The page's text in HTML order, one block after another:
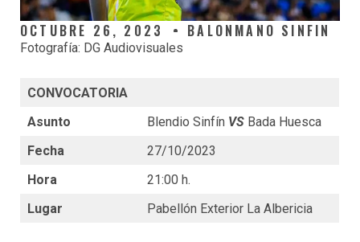
OCTUBRE 26, 2023 BALONMANO SINFIN
Fotografía: DG Audiovisuales
CONVOCATORIA
Asunto
Blendio Sinfín VS Bada Huesca
Fecha
27/10/2023
Hora
21:00 h.
Lugar
Pabellón Exterior La Albericia